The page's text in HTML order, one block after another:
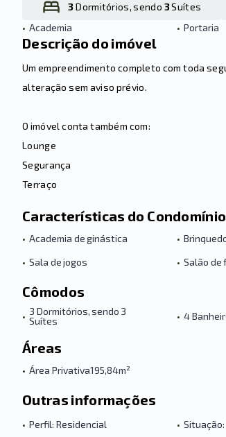
3Dormitórios, sendo 3Suítes
• Academia • Portaria
Descrição do imóvel
Um empreendimento completo com toda
alteração sem aviso prévio.
O imóvel conta também com:
Lounge
Segurança
Terraço
Características do Condomínio
• Academia de ginástica •
• Sala de jogos • Salão de
Cômodos
• 3 Dormitórios, sendo 3
Suítes
• 4
Áreas
• Área Privativa195,84m²
Outras informações
• Perfil: Residencial •